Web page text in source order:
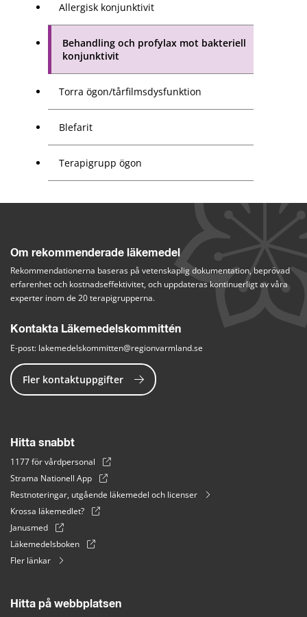
Allergisk konjunktivit
Behandling och profylax mot bakteriell
konjunktivit
Torra ögon/tårfilmsdysfunktion
Blefarit
Terapigrupp ögon
Om rekommenderade läkemedel
Rekommendationerna baseras på vetenskaplig dokumentation, beprövad
erfarenhet och kostnadseffektivitet, och uppdateras kontinuerligt av våra
experter inom de 20 terapigrupperna.
Kontakta Läkemedelskommittén
E-post: lakemedelskommitten@regionvarmland.se
Fler kontaktuppgifter
Hitta snabbt
1177 för vårdpersonal
Strama Nationell App
Restnoteringar, utgående läkemedel och licenser
Krossa läkemedlet?
Janusmed
Läkemedelsboken
Fler länkar
Hitta på webbplatsen